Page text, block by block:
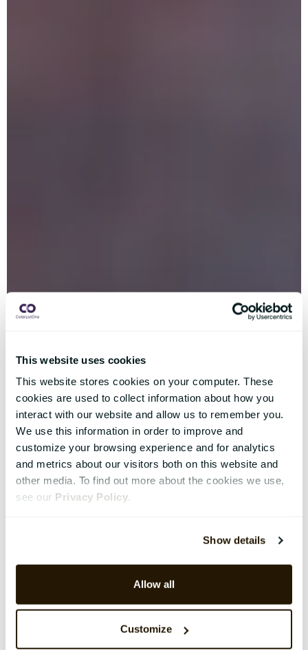
This website uses cookies
This website stores cookies on your computer. These
cookies are used to collect information about how you
interact with our website and allow us to remember you.
We use this information in order to improve and
customize your browsing experience and for analytics
and metrics about our visitors both on this website and
other media. To find out more about the cookies we use,
see our Privacy Policy.
Show details
Allow all
Customize